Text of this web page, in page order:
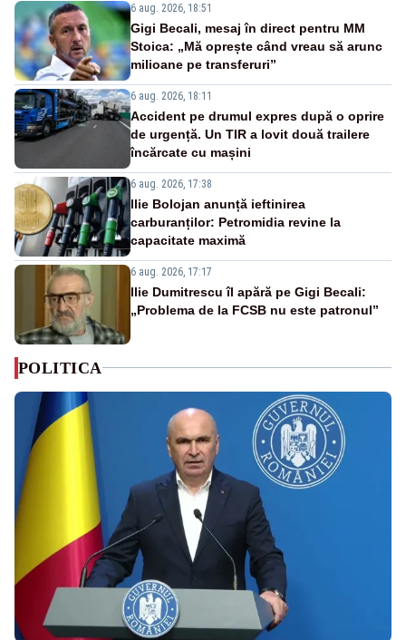
6 aug. 2026, 18:51
Gigi Becali, mesaj în direct pentru MM
Stoica: „Mă oprește când vreau să arunc
milioane pe transferuri”
6 aug. 2026, 18:11
Accident pe drumul expres după o oprire
de urgență. Un TIR a lovit două trailere
încărcate cu mașini
6 aug. 2026, 17:38
Ilie Bolojan anunță ieftinirea
carburanților: Petromidia revine la
capacitate maximă
6 aug. 2026, 17:17
Ilie Dumitrescu îl apără pe Gigi Becali:
„Problema de la FCSB nu este patronul”
POLITICA